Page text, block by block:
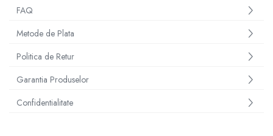
FAQ
Metode de Plata
Politica de Retur
Garantia Produselor
Confidentialitate